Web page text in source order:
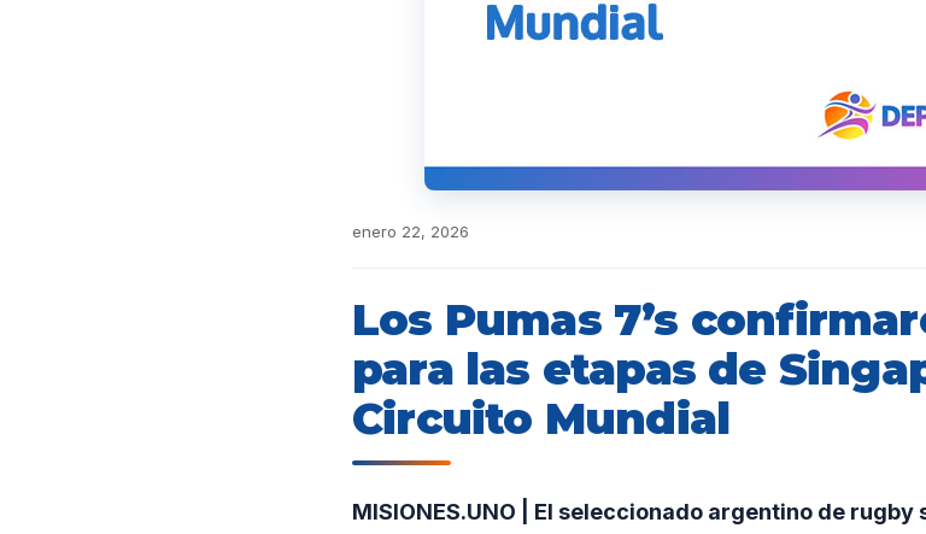
enero 22, 2026
Los Pumas 7’s
para las etapas de
Circuito Mundial
MISIONES.UNO | El seleccionado argentino de